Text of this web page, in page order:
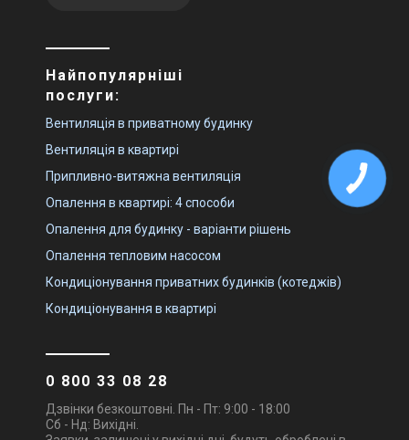
Найпопулярніші
послуги:
Вентиляція в приватному будинку
Вентиляція в квартирі
Припливно-витяжна вентиляція
Опалення в квартирі: 4 способи
Опалення для будинку - варіанти рішень
Опалення тепловим насосом
Кондиціонування приватних будинків (котеджів)
Кондиціонування в квартирі
0 800 33 08 28
Дзвінки безкоштовні. Пн - Пт: 9:00 - 18:00
Сб - Нд: Вихідні.